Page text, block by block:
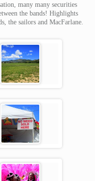
many many securities
the bands! Highlights
the sailors and MacFarlane.